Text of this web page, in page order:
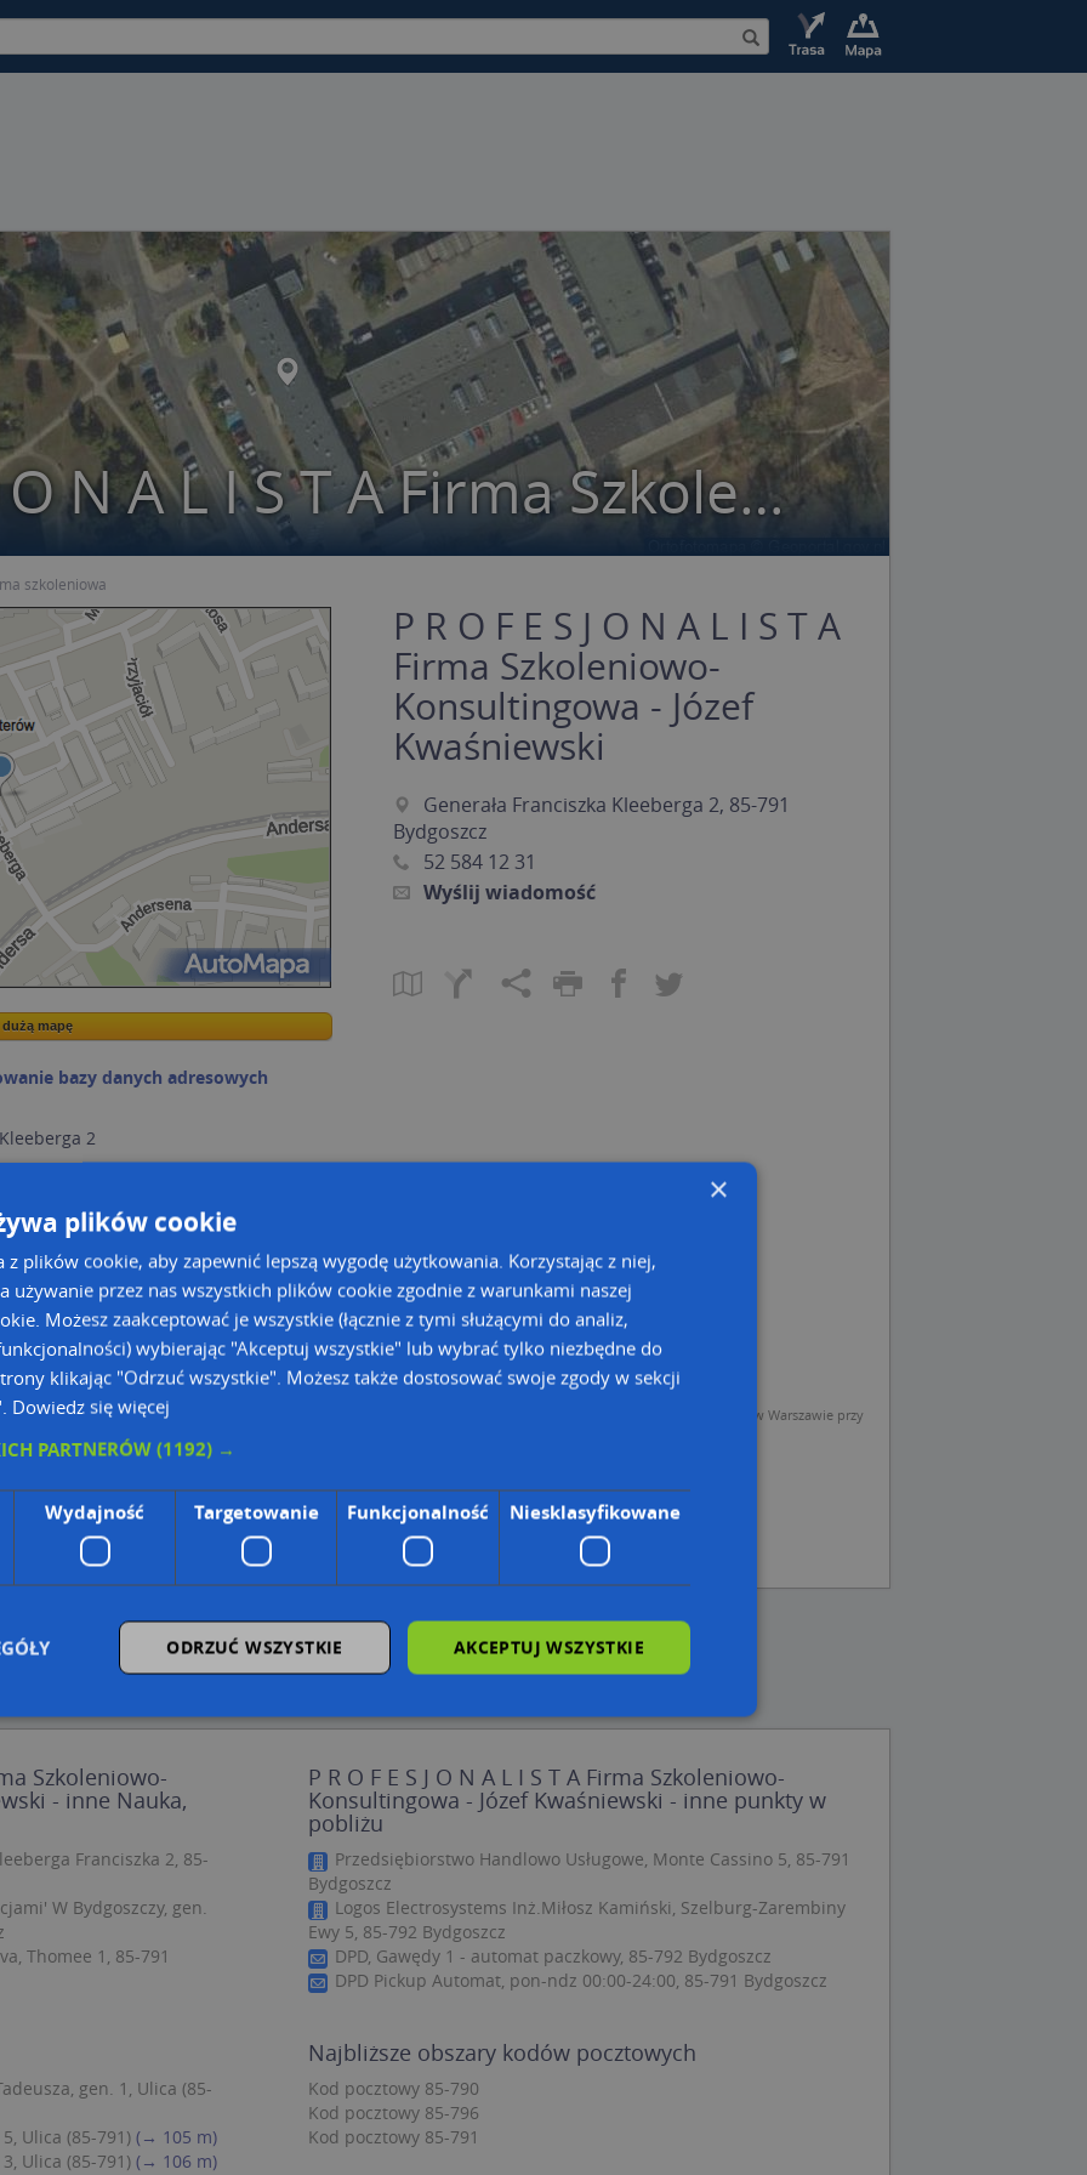
P R O F E S J O N A L I S T A Firma Szkoleniowo-Konsultingowa - Józef Kwaśniewski
szkoleniowa
Kreatorze map Targeo
dużą mapę
mapę
bazy danych adresowych
P R O F E S J O N A L I S T A
Firma Szkoleniowo-
Konsultingowa - Józef
Kwaśniewski
Generała Franciszka Kleeberga 2, 85-791
Bydgoszcz
52 584 12 31
Wyślij wiadomość
2
Danych Osobowych Administratorem (RODO), administratorem danych jest AutoMapa sp. z o.o. (Operator) z siedzibą w Warszawie przy
firm i na mapach (art. 6 ust. 1 lit. f RODO)
operatora (art. 6 ust. 1 lit. f RODO)
z firmowych stron www oraz od podmiotów zewnętrznych.
odo_przetwarzanie/
Szkoleniowo-
- inne Nauka,
Franciszka 2, 85-
W Bydgoszczy, gen.
Thomee 1, 85-791
gen. 1, Ulica (85-
Ulica (85-791) (→ 105 m)
Ulica (85-791) (→ 106 m)
P R O F E S J O N A L I S T A Firma Szkoleniowo-
Konsultingowa - Józef Kwaśniewski - inne punkty w
pobliżu
Przedsiębiorstwo Handlowo Usługowe, Monte Cassino 5, 85-791
Bydgoszcz
Logos Electrosystems Inż.Miłosz Kamiński, Szelburg-Zarembiny
Ewy 5, 85-792 Bydgoszcz
DPD, Gawędy 1 - automat paczkowy, 85-792 Bydgoszcz
DPD Pickup Automat, pon-ndz 00:00-24:00, 85-791 Bydgoszcz
Najbliższe obszary kodów pocztowych
Kod pocztowy 85-790
Kod pocztowy 85-796
Kod pocztowy 85-791
×
plików cookie
z plików cookie, aby zapewnić lepszą wygodę użytkowania. Korzystając z niej,
używanie przez nas wszystkich plików cookie zgodnie z warunkami naszej
Możesz zaakceptować je wszystkie (łącznie z tymi służącymi do analiz,
wybierając "Akceptuj wszystkie" lub wybrać tylko niezbędne do
klikając "Odrzuć wszystkie". Możesz także dostosować swoje zgody w sekcji
Dowiedz się więcej
PARTNERÓW(1192) →
Wydajność Targetowanie Funkcjonalność Niesklasyfikowane
AKCEPTUJ WSZYSTKIE
ODRZUĆ WSZYSTKIE
Wydajność Funkcjonalność Niesklasyfikowane
umożliwiają korzystanie z podstawowych funkcji strony internetowej, takich jak logowanie użytkownika i
niezbędnych plików cookie nie można prawidłowo korzystać ze strony internetowej.
Provider /
Okres
Opis
.targeo.pl
CookieScript
1 rok 1 miesiąc
Ten plik cookie jest używany przez usługę Cookie-Script.com
do zapamiętywania preferencji dotyczących zgody
użytkownika na pliki cookie. Jest to konieczne, aby baner
Provider/
Okres
Provider